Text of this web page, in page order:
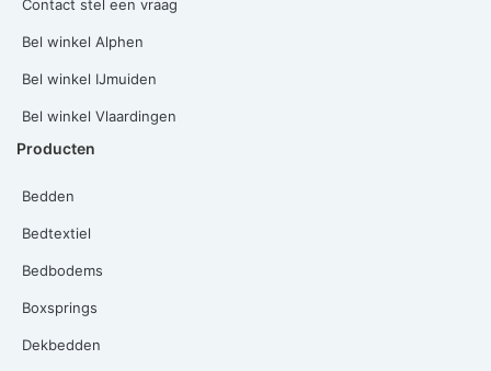
Contact stel een vraag
Bel winkel Alphen
Bel winkel IJmuiden
Bel winkel Vlaardingen
Producten
Bedden
Bedtextiel
Bedbodems
Boxsprings
Dekbedden